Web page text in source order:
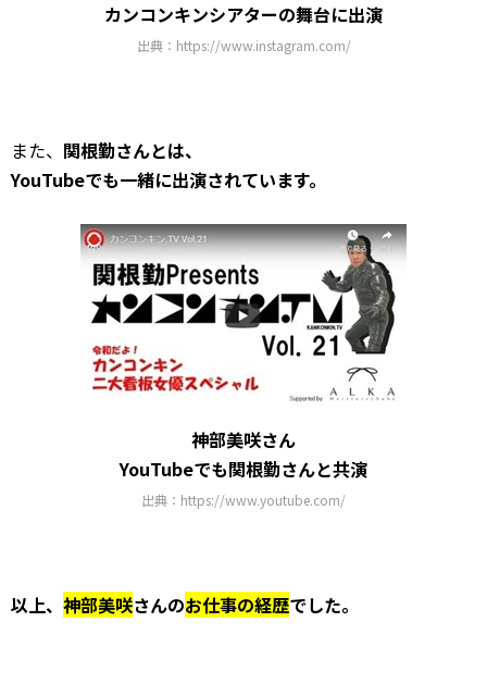
カンコンキンシアターの舞台に出演
出典：https://www.instagram.com/
また、 関根勤さんとは、
YouTubeでも一緒に出演されています。
神部美咲さん
YouTubeでも関根勤さんと共演
出典：https://www.youtube.com/
以上、 神部美咲さんのお仕事の経歴でした。